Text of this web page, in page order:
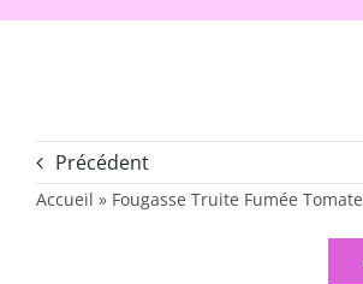
Précédent
Accueil » Fougasse Truite Fumée Tomate